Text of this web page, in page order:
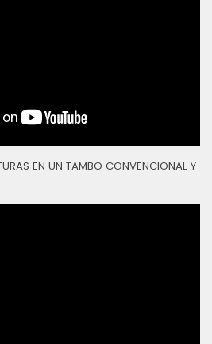
EN UN TAMBO CONVENCIONAL Y